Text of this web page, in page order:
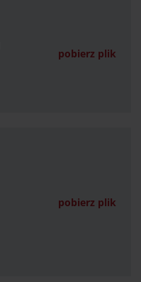
pobierz plik
pobierz plik